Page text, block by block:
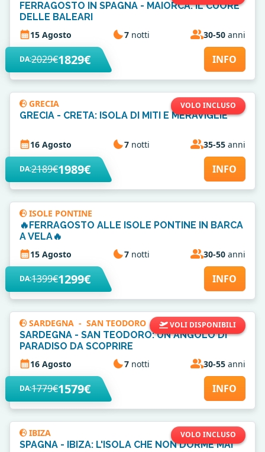
FERRAGOSTO IN SPAGNA - MAIORCA: IL CUORE
DELLE BALEARI
15 Agosto
7 notti 30-50 anni
DA:2029€1829€ INFO
VOLO INCLUSO
GRECIA
GRECIA - CRETA: ISOLA DI MITI E MERAVIGLIE
16 Agosto 7 notti 35-55 anni
DA:2189€1989€ INFO
ISOLE PONTINE
🔥FERRAGOSTO ALLE ISOLE PONTINE IN BARCA
A VELA🔥
15 Agosto
7 notti 30-50 anni
DA:1399€1299€ INFO
VOLI DISPONIBILI
SARDEGNA - SAN TEODORO
SARDEGNA - SAN TEODORO: UN ANGOLO DI
PARADISO DA SCOPRIRE
16 Agosto
7 notti 30-55 anni
DA:1779€1579€ INFO
VOLO INCLUSO
IBIZA
SPAGNA - IBIZA: L'ISOLA CHE NON DORME MAI